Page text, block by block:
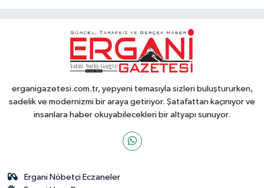
erganigazetesi.com.tr, yepyeni temasıyla sizleri buluştururken,
sadelik ve modernizmi bir araya getiriyor. Şatafattan kaçınıyor ve
insanlara haber okuyabilecekleri bir altyapı sunuyor.
Ergani Nöbetçi Eczaneler